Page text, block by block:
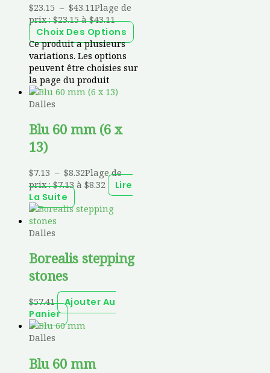
$23.15 – $43.11Plage de
prix : $23.15 à $43.11
Choix Des Options
Ce produit a plusieurs
variations. Les options
peuvent être choisies sur
la page du produit
Dalles
Blu 60 mm (6 x
13)
$7.13 – $8.32Plage de
prix : $7.13 à $8.32
Lire
La Suite
Dalles
Borealis stepping
stones
$57.41
Ajouter Au
Panier
Dalles
Blu 60 mm